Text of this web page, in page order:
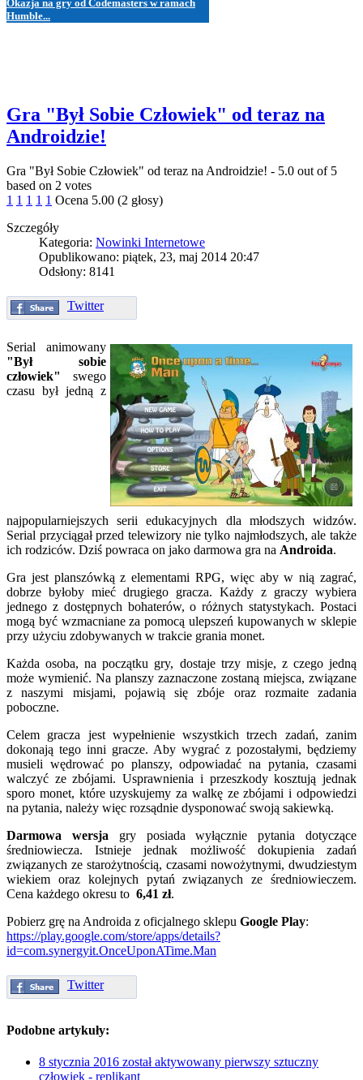
Okazja na gry od Codemasters w ramach
Humble...
Gra "Był Sobie Człowiek" od teraz na
Androidzie!
Gra "Był Sobie Człowiek" od teraz na Androidzie! - 5.0 out of 5
based on 2 votes
1 1 1 1 1 Ocena 5.00 (2 głosy)
Szczegóły
Kategoria: Nowinki Internetowe
Opublikowano: piątek, 23, maj 2014 20:47
Odsłony: 8141
Twitter
Serial animowany
"Był sobie
człowiek"
swego
czasu był jedną z
najpopularniejszych serii edukacyjnych dla młodszych widzów.
Serial przyciągał przed telewizory nie tylko najmłodszych, ale także
ich rodziców. Dziś powraca on jako darmowa gra na Androida.
Gra jest planszówką z elementami RPG, więc aby w nią zagrać,
dobrze byłoby mieć drugiego gracza. Każdy z graczy wybiera
jednego z dostępnych bohaterów, o różnych statystykach. Postaci
mogą być wzmacniane za pomocą ulepszeń kupowanych w sklepie
przy użyciu zdobywanych w trakcie grania monet.
Każda osoba, na początku gry, dostaje trzy misje, z czego jedną
może wymienić. Na planszy zaznaczone zostaną miejsca, związane
z naszymi misjami, pojawią się zbóje oraz rozmaite zadania
poboczne.
Celem gracza jest wypełnienie wszystkich trzech zadań, zanim
dokonają tego inni gracze. Aby wygrać z pozostałymi, będziemy
musieli wędrować po planszy, odpowiadać na pytania, czasami
walczyć ze zbójami. Usprawnienia i przeszkody kosztują jednak
sporo monet, które uzyskujemy za walkę ze zbójami i odpowiedzi
na pytania, należy więc rozsądnie dysponować swoją sakiewką.
Darmowa wersja gry posiada wyłącznie pytania dotyczące
średniowiecza. Istnieje jednak możliwość dokupienia zadań
związanych ze starożytnością, czasami nowożytnymi, dwudziestym
wiekiem oraz kolejnych pytań związanych ze średniowieczem.
Cena każdego okresu to 6,41 zł.
Pobierz grę na Androida z oficjalnego sklepu Google Play:
https://play.google.com/store/apps/details?
id=com.synergyit.OnceUponATime.Man
Twitter
Podobne artykuły:
8 stycznia 2016 został aktywowany pierwszy sztuczny
człowiek - replikant